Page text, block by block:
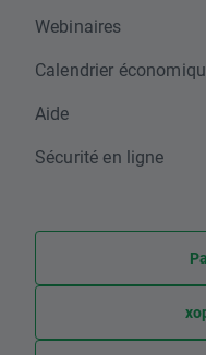
Webinaires
Calendrier
Aide
Sécurité en ligne